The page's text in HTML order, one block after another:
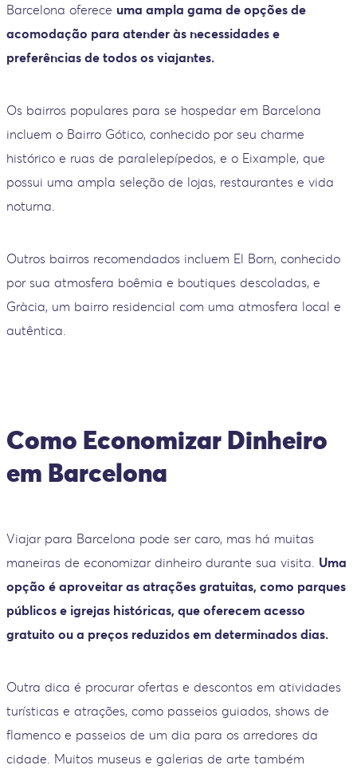
Barcelona oferece uma ampla gama de opções de
acomodação para atender às necessidades e
preferências de todos os viajantes.
Os bairros populares para se hospedar em Barcelona
incluem o Bairro Gótico, conhecido por seu charme
histórico e ruas de paralelepípedos, e o Eixample, que
possui uma ampla seleção de lojas, restaurantes e vida
noturna.
Outros bairros recomendados incluem El Born, conhecido
por sua atmosfera boêmia e boutiques descoladas, e
Gràcia, um bairro residencial com uma atmosfera local e
autêntica.
Como Economizar Dinheiro
em Barcelona
Viajar para Barcelona pode ser caro, mas há muitas
maneiras de economizar dinheiro durante sua visita. Uma
opção é aproveitar as atrações gratuitas, como parques
públicos e igrejas históricas, que oferecem acesso
gratuito ou a preços reduzidos em determinados dias.
Outra dica é procurar ofertas e descontos em atividades
turísticas e atrações, como passeios guiados, shows de
flamenco e passeios de um dia para os arredores da
cidade. Muitos museus e galerias de arte também